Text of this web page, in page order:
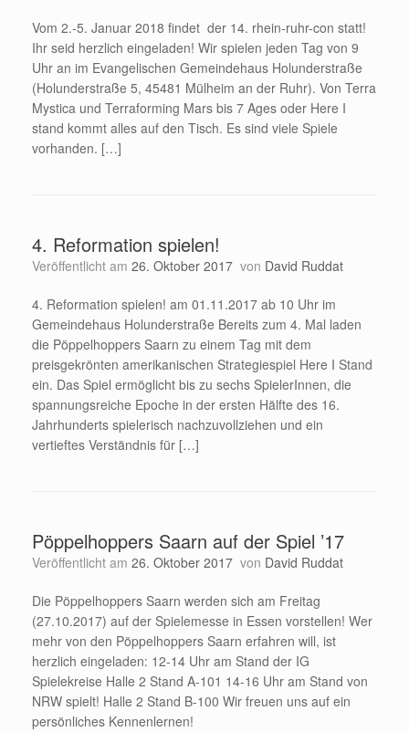
Vom 2.-5. Januar 2018 findet der 14. rhein-ruhr-con statt!
Ihr seid herzlich eingeladen! Wir spielen jeden Tag von 9
Uhr an im Evangelischen Gemeindehaus Holunderstraße
(Holunderstraße 5, 45481 Mülheim an der Ruhr). Von Terra
Mystica und Terraforming Mars bis 7 Ages oder Here I
stand kommt alles auf den Tisch. Es sind viele Spiele
vorhanden. […]
4. Reformation spielen!
Veröffentlicht am 26. Oktober 2017 von David Ruddat
4. Reformation spielen! am 01.11.2017 ab 10 Uhr im
Gemeindehaus Holunderstraße Bereits zum 4. Mal laden
die Pöppelhoppers Saarn zu einem Tag mit dem
preisgekrönten amerikanischen Strategiespiel Here I Stand
ein. Das Spiel ermöglicht bis zu sechs SpielerInnen, die
spannungsreiche Epoche in der ersten Hälfte des 16.
Jahrhunderts spielerisch nachzuvollziehen und ein
vertieftes Verständnis für […]
Pöppelhoppers Saarn auf der Spiel ’17
Veröffentlicht am 26. Oktober 2017 von David Ruddat
Die Pöppelhoppers Saarn werden sich am Freitag
(27.10.2017) auf der Spielemesse in Essen vorstellen! Wer
mehr von den Pöppelhoppers Saarn erfahren will, ist
herzlich eingeladen: 12-14 Uhr am Stand der IG
Spielekreise Halle 2 Stand A-101 14-16 Uhr am Stand von
NRW spielt! Halle 2 Stand B-100 Wir freuen uns auf ein
persönliches Kennenlernen!